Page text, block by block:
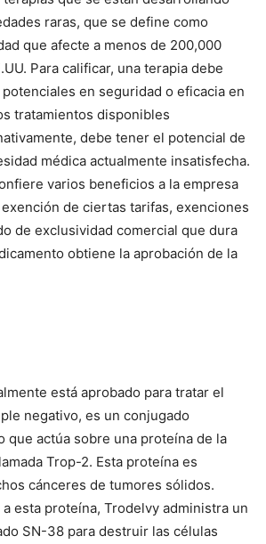
raras, que se define como
que afecte a menos de 200,000
Para calificar, una terapia debe
en seguridad o eficacia en
tratamientos disponibles
debe tener el potencial de
médica actualmente insatisfecha.
varios beneficios a la empresa
de ciertas tarifas, exenciones
de exclusividad comercial que dura
obtiene la aprobación de la
está aprobado para tratar el
negativo, es un conjugado
que actúa sobre una proteína de la
Trop-2. Esta proteína es
cánceres de tumores sólidos.
esta proteína, Trodelvy administra un
SN-38 para destruir las células